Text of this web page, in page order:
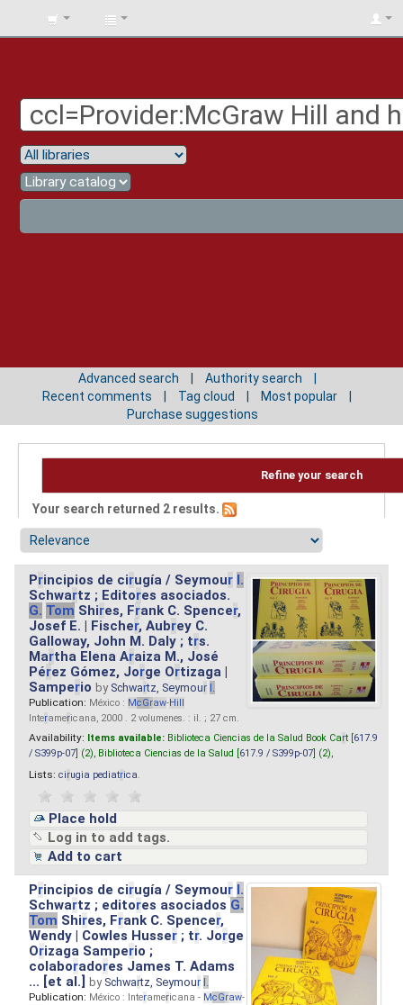
BIBLIOTECA
Advanced search
Authority search
Recent comments
Tag cloud
Most popular
Purchase suggestions
Refine your search
Your search returned 2 results.
Principios de cirugía / Seymour I.
Schwartz ; Editores asociados.
G. Tom Shires, Frank C. Spencer,
Josef E. | Fischer, Aubrey C.
Galloway, John M. Daly ; trs.
Martha Elena Araiza M., José
Pérez Gómez, Jorge Ortizaga |
Samperio by Schwartz, Seymour I.
Publication: México : McGraw-Hill
Interamericana, 2000 . 2 volumenes. : il. ; 27 cm.
Availability: Items available: Biblioteca Ciencias de la Salud Book Cart [ 617.9
/ S399p-07 ] (2), Biblioteca Ciencias de la Salud [ 617.9 / S399p-07 ] (2),
Lists: cirugia pediatrica
Place hold
Log in to add tags.
Add to cart
Principios de cirugía / Seymour I.
Schwartz ; editores asociados G.
Tom Shires, Frank C. Spencer,
Wendy | Cowles Husser ; tr. Jorge
Orizaga Samperio ;
colaboradores James T. Adams
... [et al.]by Schwartz, Seymour I.
Publication: México : Interamericana - McGraw-